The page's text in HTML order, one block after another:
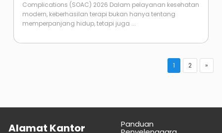
Complications (SOAC) 2026 Dalam pelayanan kesehatan
modern, keberhasilan terapi bukan hanya tentang
memperpanjang hidup, tetapi juga ...
1 2 »
Alamat Kantor Panduan